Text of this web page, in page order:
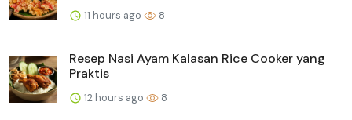
11 hours ago 8
Resep Nasi Ayam Kalasan Rice Cooker yang
Praktis
12 hours ago 8